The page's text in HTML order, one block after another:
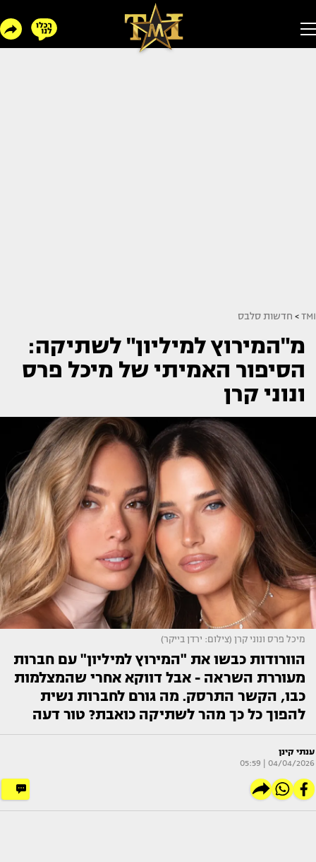
TMI
> חדשות סלבס
מ"המירוץ למיליון" לשתיקה:
הסיפור האמיתי של מיכל פרס
ונוני קרן
מיכל פרס ונוני קרן (צילום: ירדן בייקר)
הוורודות כבשו את "המירוץ למיליון" עם חברות
מעוררת השראה - אבל דווקא אחרי שהמצלמות
כבו, הקשר התרסק. מה גורם לחברות נשית
להפוך כל כך מהר לשתיקה כואבת? טור דעה
ענתי קינן
04/04/2026 | 05:59